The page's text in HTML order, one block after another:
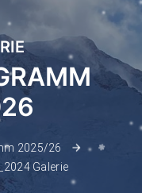
2025/26
Galerie